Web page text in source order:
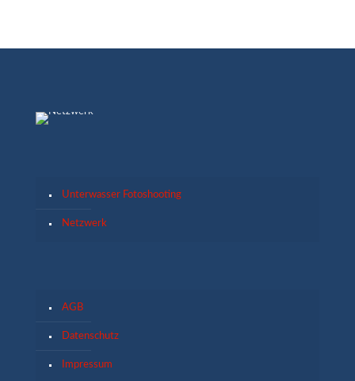
Unterwasser Fotoshooting
Netzwerk
AGB
Datenschutz
Impressum